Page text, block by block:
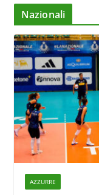
Nazionali
AZZURRE